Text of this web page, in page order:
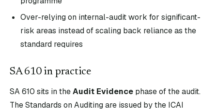
Over-relying on internal-audit work for significant-
risk areas instead of scaling back reliance as the
standard requires
SA610in practice
SA610 sits in theAudit Evidence phase of the audit.
The Standards on Auditing are issued by the ICAI